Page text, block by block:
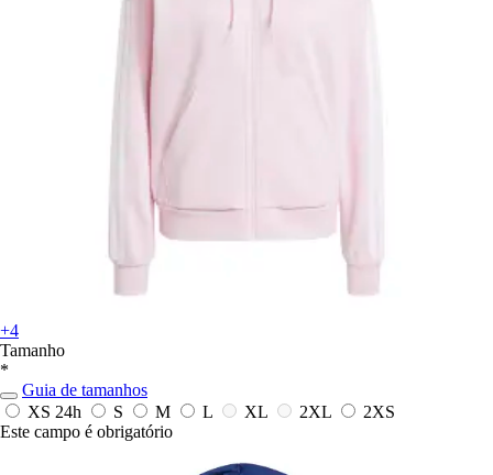
+4
Tamanho
*
Guia de tamanhos
XS 24h S M L XL 2XL
2XS
Este campo é obrigatório